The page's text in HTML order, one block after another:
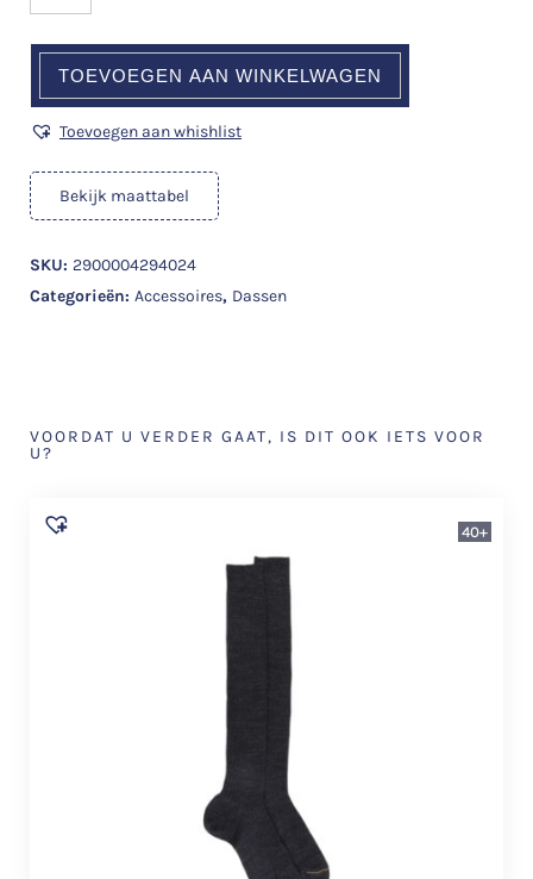
TOEVOEGEN AAN WINKELWAGEN
Toevoegen aan whishlist
Bekijk maattabel
SKU: 2900004294024
Categorieën: Accessoires, Dassen
VOORDAT U VERDER GAAT, IS DIT OOK IETS VOOR
U?
40+